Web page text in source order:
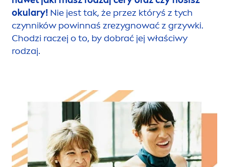
okulary! Nie jest tak, że przez któryś z tych
czynników powinnaś zrezygnować z grzywki.
Chodzi raczej o to, by dobrać jej właściwy
rodzaj.